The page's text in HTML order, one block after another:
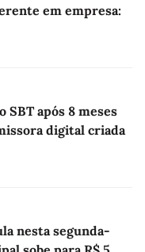
em empresa:
SBT após 8 meses
digital criada
nesta segunda-